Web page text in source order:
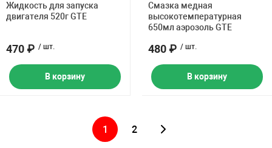
Жидкость для запуска
двигателя 520г GTE
470 ₽ / шт.
В корзину
Смазка медная
высокотемпературная
650мл аэрозоль GTE
480 ₽ / шт.
В корзину
1 2